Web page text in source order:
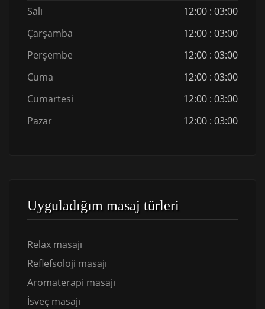
Salı
12:00 : 03:00
Çarşamba
12:00 : 03:00
Perşembe
12:00 : 03:00
Cuma
12:00 : 03:00
Cumartesi
12:00 : 03:00
Pazar
12:00 : 03:00
Uyguladığım masaj türleri
Relax masajı
Reflefsoloji masajı
Aromaterapi masajı
İsveç masajı